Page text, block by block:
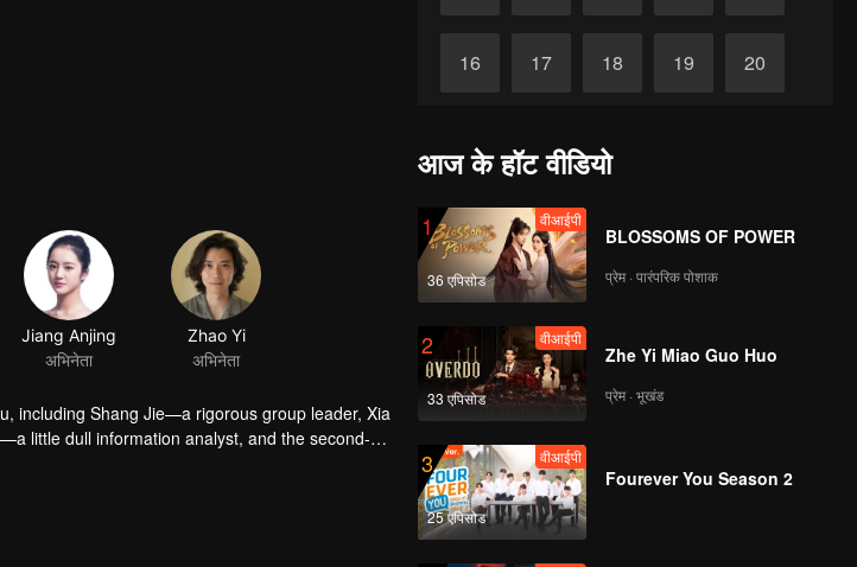
16 17 18 19 20
26 27
Jiang Anjing
अभिनेता
Zhao Yi
अभिनेता
including Shang Jie—a rigorous group leader, Xia
little dull information analyst, and the second-
murder cases. At the first, they caught
आज के हॉट वीडियो
1
36 एपिसोड
वीआईपी
BLOSSOMS OF POWER
प्रेम · पारंपरिक पोशाक
2
33 एपिसोड
वीआईपी
Zhe Yi Miao Guo Huo
प्रेम · भूखंड
3
25 एपिसोड
वीआईपी
Fourever You Season 2